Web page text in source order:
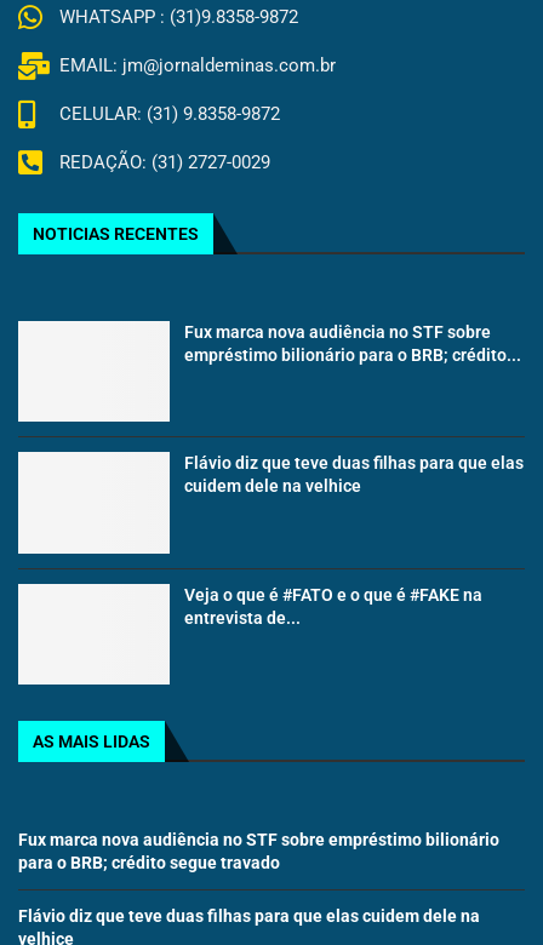
WHATSAPP : (31)9.8358-9872
EMAIL: jm@jornaldeminas.com.br
CELULAR: (31) 9.8358-9872
REDAÇÃO: (31) 2727-0029
NOTICIAS RECENTES
Fux marca nova audiência no STF sobre
empréstimo bilionário para o BRB; crédito...
Flávio diz que teve duas filhas para que elas
cuidem dele na velhice
Veja o que é #FATO e o que é #FAKE na
entrevista de...
AS MAIS LIDAS
Fux marca nova audiência no STF sobre empréstimo bilionário
para o BRB; crédito segue travado
Flávio diz que teve duas filhas para que elas cuidem dele na
velhice